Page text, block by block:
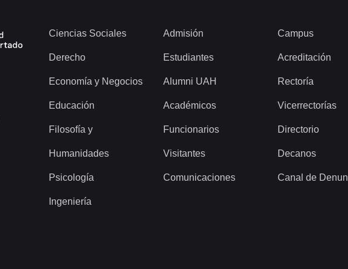
Ciencias Sociales
Derecho
Economía y Negocios
Educación
Filosofía y
Humanidades
Psicología
Ingeniería
Admisión
Estudiantes
Alumni UAH
Académicos
Funcionarios
Visitantes
Comunicaciones
Campus
Acreditación
Rectoría
Vicerrectorías
Directorio
Decanos
Canal de